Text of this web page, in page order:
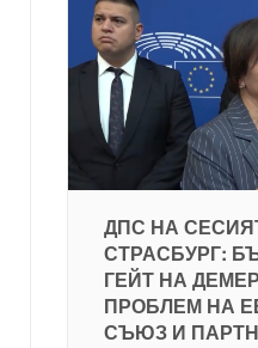
ДПС НА
СТРАСБУРГ:
ГЕЙТ НА
ПРОБЛЕМ НА
СЪЮЗ И